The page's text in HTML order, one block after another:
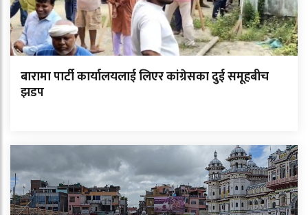
बारामा पार्टी कार्यालयलाई लिएर कांग्रेसका दुई समूहबीच
झडप